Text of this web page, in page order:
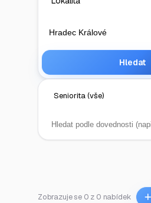
Hledat
Zobrazuje se 0 z 0 nabídek